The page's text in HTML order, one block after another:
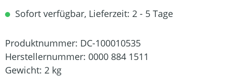
Sofort verfügbar, Lieferzeit: 2 - 5 Tage
Produktnummer: DC-100010535
Herstellernummer: 0000 884 1511
Gewicht: 2 kg